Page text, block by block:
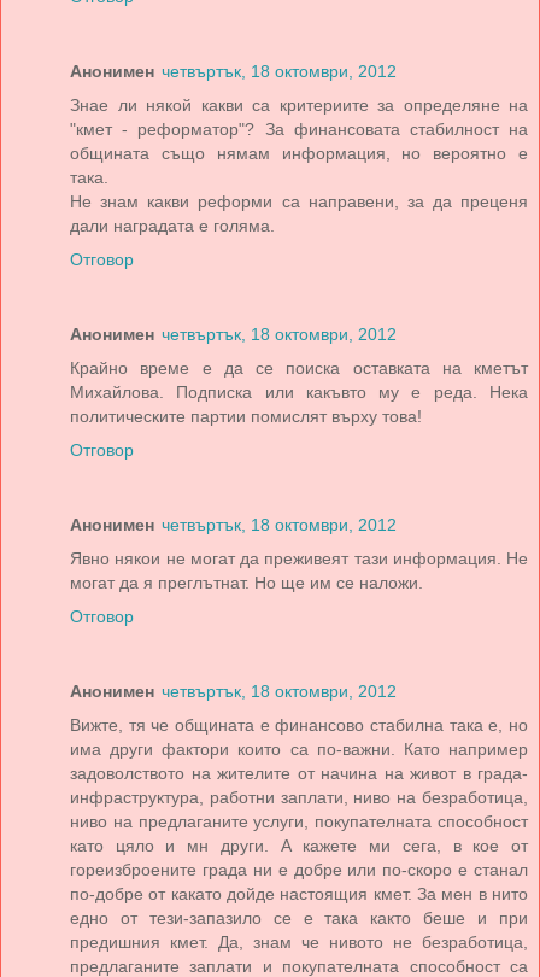
Анонимен четвъртък, 18 октомври, 2012
Знае ли някой какви са критериите за определяне на
"кмет - реформатор"? За финансовата стабилност на
общината също нямам информация, но вероятно е
така.
Не знам какви реформи са направени, за да преценя
дали наградата е голяма.
Отговор
Анонимен четвъртък, 18 октомври, 2012
Крайно време е да се поиска оставката на кметът
Михайлова. Подписка или какъвто му е реда. Нека
политическите партии помислят върху това!
Отговор
Анонимен четвъртък, 18 октомври, 2012
Явно някои не могат да преживеят тази информация. Не
могат да я преглътнат. Но ще им се наложи.
Отговор
Анонимен четвъртък, 18 октомври, 2012
Вижте, тя че общината е финансово стабилна така е, но
има други фактори които са по-важни. Като например
задоволството на жителите от начина на живот в града-
инфраструктура, работни заплати, ниво на безработица,
ниво на предлаганите услуги, покупателната способност
като цяло и мн други. А кажете ми сега, в кое от
гореизброените града ни е добре или по-скоро е станал
по-добре от какато дойде настоящия кмет. За мен в нито
едно от тези-запазило се е така както беше и при
предишния кмет. Да, знам че нивото не безработица,
предлаганите заплати и покупателната способност са